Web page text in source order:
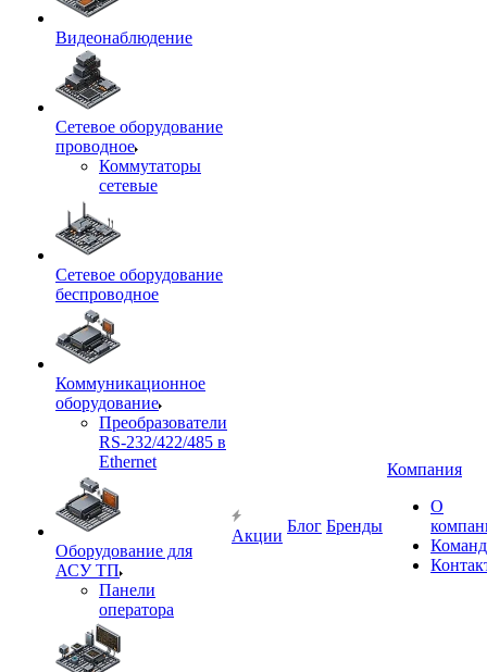
Видеонаблюдение
Сетевое оборудование
проводное
Коммутаторы
сетевые
Сетевое оборудование
беспроводное
Коммуникационное
оборудование
Преобразователи
RS-232/422/485 в
Ethernet
Оборудование для
АСУ ТП
Панели
оператора
Акции
Блог Бренды
Компания
О